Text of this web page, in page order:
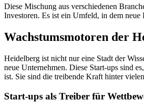
Diese Mischung aus verschiedenen
Investoren. Es ist ein Umfeld, in dem
Wachstumsmotoren der
Heidelberg ist nicht nur eine Stadt der
neue Unternehmen. Diese Start-ups sind
ist. Sie sind die treibende Kraft hinter
Start-ups als Treiber für